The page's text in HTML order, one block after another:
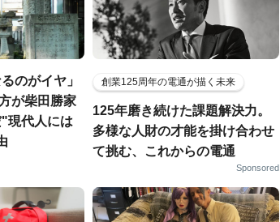
のがイヤ」
が柴田勝家
現代人には
創業125周年の電通が描く未来
125年磨き続けた課題解決力。
多様な人財の才能を掛け合わせ
て挑む、これからの電通
Sponsored